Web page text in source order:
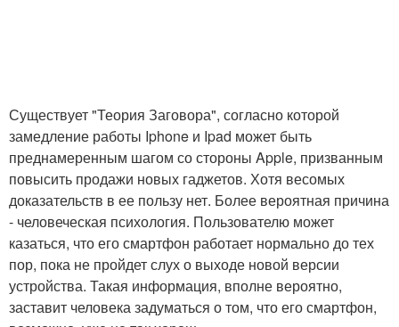
Существует "Теория Заговора", согласно которой
замедление работы Iphone и Ipad может быть
преднамеренным шагом со стороны Apple, призванным
повысить продажи новых гаджетов. Хотя весомых
доказательств в ее пользу нет. Более вероятная причина
- человеческая психология. Пользователю может
казаться, что его смартфон работает нормально до тех
пор, пока не пройдет слух о выходе новой версии
устройства. Такая информация, вполне вероятно,
заставит человека задуматься о том, что его смартфон,